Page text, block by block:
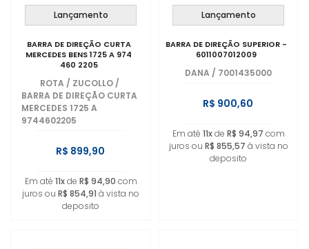
Lançamento
BARRA DE DIREÇÃO CURTA
MERCEDES BENS 1725 A 974
460 2205
ROTA / ZUCOLLO /
BARRA DE DIREÇÃO CURTA
MERCEDES 1725 A
9744602205
R$ 899,90
Em até 11xde R$ 94,90 com
juros ou R$ 854,91 à vista no
deposito
Lançamento
BARRA DE DIREÇÃO SUPERIOR -
6011007012009
DANA / 7001435000
R$ 900,60
Em até 11xde R$ 94,97 com
juros ou R$ 855,57 à vista no
deposito